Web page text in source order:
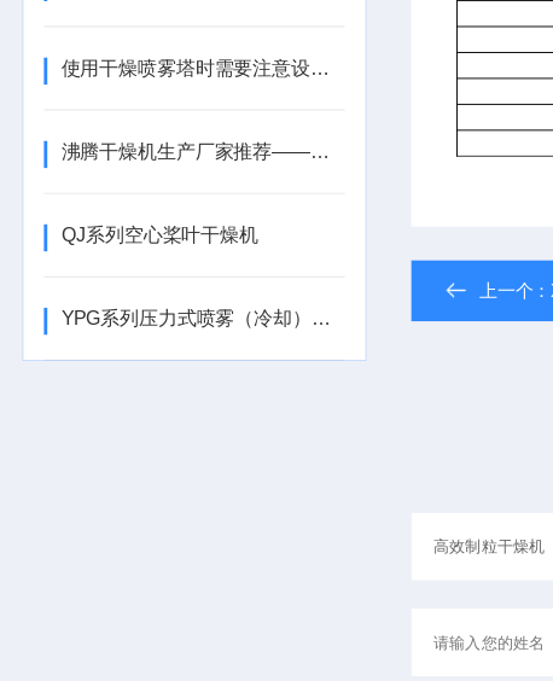
使用干燥喷雾塔时需要注意设备的运行稳定性
沸腾干燥机生产厂家推荐——鹏多机械：以创新与品质促行业新发展​
QJ系列空心桨叶干燥机
YPG系列压力式喷雾（冷却）干燥机
上一个：